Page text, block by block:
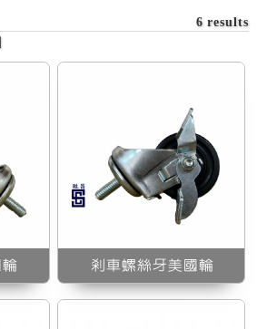
6 results
剎車螺絲牙美國輪